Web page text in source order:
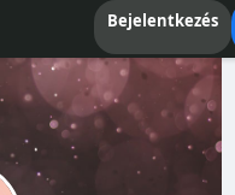
Bejelentkezés